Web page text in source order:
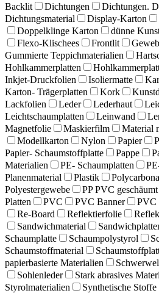
Backlit
Dichtungen
Dichtungen.
Dichtungsmaterial
Display-Karton
Doppelklinge Karton
dünne
Flexo-Klischees
Frontlit
Gummierte Teppichmaterialien
Hohlkammerplatten
Inkjet-Druckfolien
Isoliermatte
Karton- Trägerplatten
Kork
Lackfolien
Leder Lederhaut
Leichtschaumplatten
Leinwand
Magnetfolie
Maskierfilm
Material
Modellkarton
Nylon Papier
Papier- Schaumstoffplatte
Pappe
Materialien
PE- Schaumplatten
Planenmaterial
Plastik
Polyestergewebe
PP PVC geschäumt
Platten
PVC PVC Banner PVC
Re-Board
Reflektierfolie
Sandwichmaterial
Schaumplatte
Schaumpolystyrol
Schaumstoffmaterial
papierbasierte Materialien
Sohlenleder
Stark abrasives
Styrolmaterialien
Synthetische Stoffe